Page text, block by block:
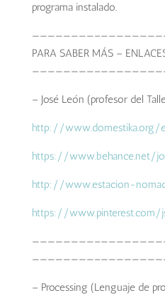
programa instalado.
————————–
PARA SABER MÁS –
————————–
– José León (profesor del
http://www.domestika.org/
https://www.behance.net/
http://www.estacion-
https://www.pinterest.com/
————————–
————————–
– Processing (Lenguaje de